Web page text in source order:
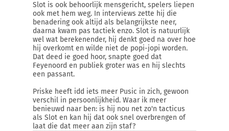
Slot is ook behoorlijk mensgericht, spelers liepen
ook met hem weg. In interviews zette hij die
benadering ook altijd als belangrijkste neer,
daarna kwam pas tactiek enzo. Slot is natuurlijk
wel wat berekenender, hij denkt goed na over hoe
hij overkomt en wilde niet de popi-jopi worden.
Dat deed ie goed hoor, snapte goed dat
Feyenoord en publiek groter was en hij slechts
een passant.
Priske heeft idd iets meer Pusic in zich, gewoon
verschil in persoonlijkheid. Waar ik meer
benieuwd naar ben: is hij nou net zo'n tacticus
als Slot en kan hij dat ook snel overbrengen of
laat die dat meer aan zijn staf?